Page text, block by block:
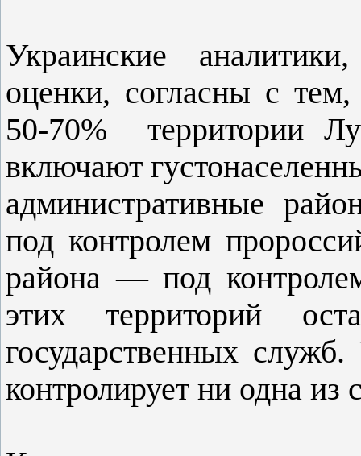
Украинские
оценки, согласны с
50-70% территории
включают
административные
под контролем
района — под
этих территорий
государственных
контролирует ни одна из